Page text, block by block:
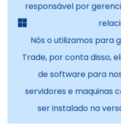
responsável por
Nós o utilizamos para
Trade, por conta disso,
de software para
servidores e maquinas
ser instalado na